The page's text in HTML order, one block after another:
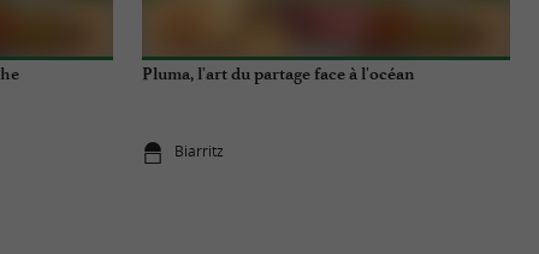
Pluma, l'art du partage face à l'océan
Biarritz